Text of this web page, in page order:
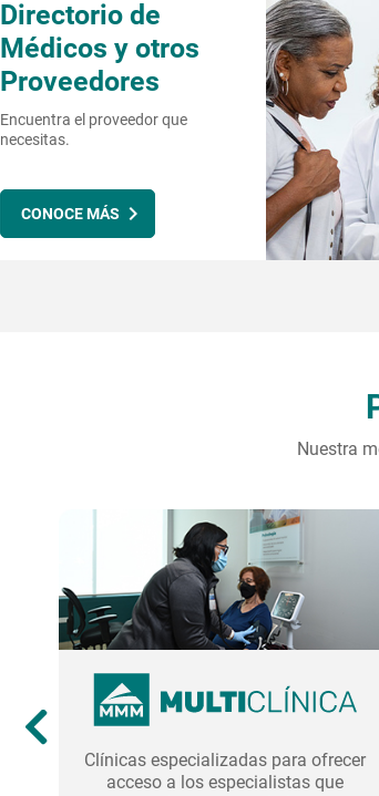
Directorio de
Médicos y otros
Proveedores
Encuentra el proveedor que
necesitas.
CONOCE MÁS
Nuestra
Clínicas especializadas para ofrecer
acceso a los especialistas que